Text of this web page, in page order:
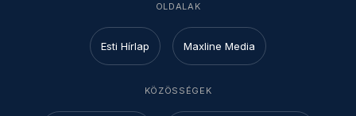
OLDALAK
Esti Hírlap Maxline Media
KÖZÖSSÉGEK